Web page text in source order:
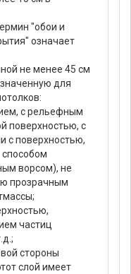
"обои и
означает
не менее 45 см
для
с рельефным
поверхностью, с
с поверхностью,
ворсом), не
прозрачным
частиц
стороны
слой имеет